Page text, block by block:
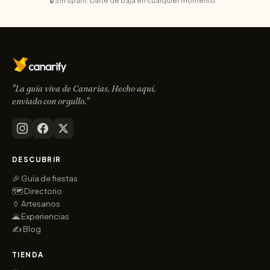
"La guía viva de Canarias. Hecho aquí,
enviado con orgullo."
DESCUBRIR
🎉 Guía de fiestas
🗺️ Directorio
🏺 Artesanos
🌋 Experiencias
✍️ Blog
TIENDA